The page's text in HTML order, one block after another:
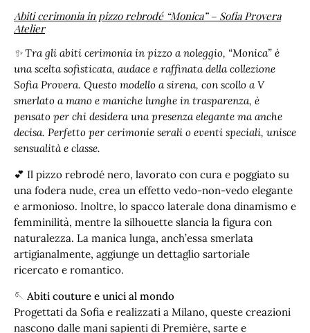
Abiti cerimonia in pizzo rebrodé “Monica” – Sofia Provera
Atelier
✨ Tra gli abiti cerimonia in pizzo a noleggio, “Monica” è
una scelta sofisticata, audace e raffinata della collezione
Sofia Provera. Questo modello a sirena, con scollo a V
smerlato a mano e maniche lunghe in trasparenza, è
pensato per chi desidera una presenza elegante ma anche
decisa. Perfetto per cerimonie serali o eventi speciali, unisce
sensualità e classe.
💕 Il pizzo rebrodé nero, lavorato con cura e poggiato su
una fodera nude, crea un effetto vedo-non-vedo elegante
e armonioso. Inoltre, lo spacco laterale dona dinamismo e
femminilità, mentre la silhouette slancia la figura con
naturalezza. La manica lunga, anch’essa smerlata
artigianalmente, aggiunge un dettaglio sartoriale
ricercato e romantico.
🪡 Abiti couture e unici al mondo
Progettati da Sofia e realizzati a Milano, queste creazioni
nascono dalle mani sapienti di Première, sarte e